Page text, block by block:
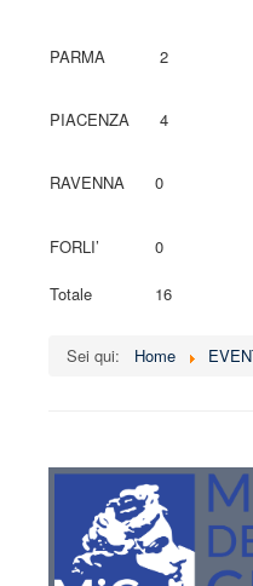
PARMA 2
PIACENZA 4
RAVENNA 0
FORLI’ 0
Totale 16
Sei qui: Home